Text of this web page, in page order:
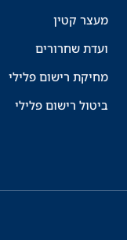
מעצר קטין
ועדת שחרורים
מחיקת רישום פלילי
ביטול רישום פלילי